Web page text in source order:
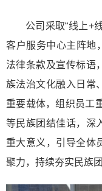
公司采取“线上+
客户服务中心主阵地
法律条款及宣传标语
族法治文化融入日常
重要载体，组织员工
等民族团结佳话，深
重大意义，引导全体
聚力，持续夯实民族